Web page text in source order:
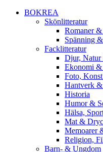
BOKREA
Skönlitteratur
Romaner
Spänning
Facklitteratur
Djur, Natur
Ekonomi &
Foto,
Hantverk
Historia
Humor &
Hälsa,
Mat &
Memoarer
Religion,
Barn- & Ungdom